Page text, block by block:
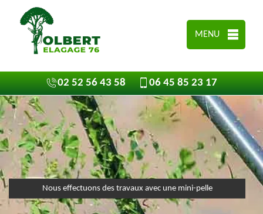
MENU
02 52 56 43 58 06 45 85 23 17
Nous effectuons des travaux avec une mini-pelle